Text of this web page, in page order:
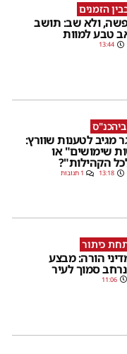
הזמנים
ולא שב: תושב
טבע למוות
13:44
מגיב לטענות שוורץ:
שימושים" או
הקהילות"?
13:18 1 תגובות
כיתור
הורה: מבצע
נרחב סמוך לעיר
11:06